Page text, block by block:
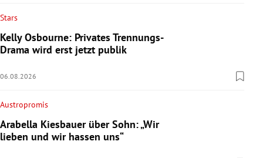
Stars
Kelly Osbourne: Privates Trennungs-
Drama wird erst jetzt publik
06.08.2026
Austropromis
Arabella Kiesbauer über Sohn: „Wir
lieben und wir hassen uns“